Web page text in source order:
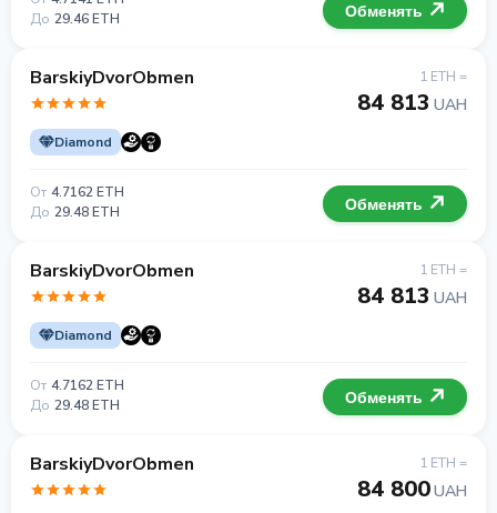
До 29.46 ETH Обменять
BarskiyDvorObmen
Diamond
1 ETH =
84 813 UAH
От 4.7162 ETH
До 29.48 ETH Обменять
BarskiyDvorObmen
Diamond
1 ETH =
84 813 UAH
От 4.7162 ETH
До 29.48 ETH Обменять
BarskiyDvorObmen 1 ETH =
84 800UAH